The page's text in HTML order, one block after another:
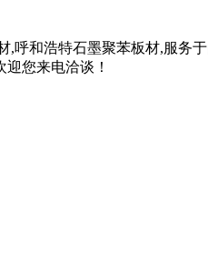
呼和浩特石墨聚苯板材,服务
您来电洽谈！